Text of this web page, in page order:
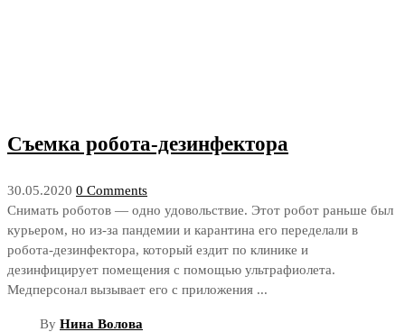
Съемка робота-дезинфектора
30.05.2020 0 Comments
Снимать роботов — одно удовольствие. Этот робот раньше был
курьером, но из-за пандемии и карантина его переделали в
робота-дезинфектора, который ездит по клинике и
дезинфицирует помещения с помощью ультрафиолета.
Медперсонал вызывает его с приложения ...
By Нина Волова